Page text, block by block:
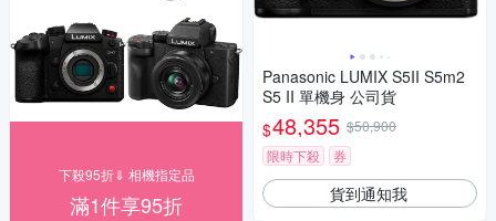
下殺95折⇓ 相機指定品
滿1件享95折
Panasonic LUMIX S5II S5m2
S5 II 單機身 公司貨
$48,355 $50,900
限時下殺
券
貨到通知我